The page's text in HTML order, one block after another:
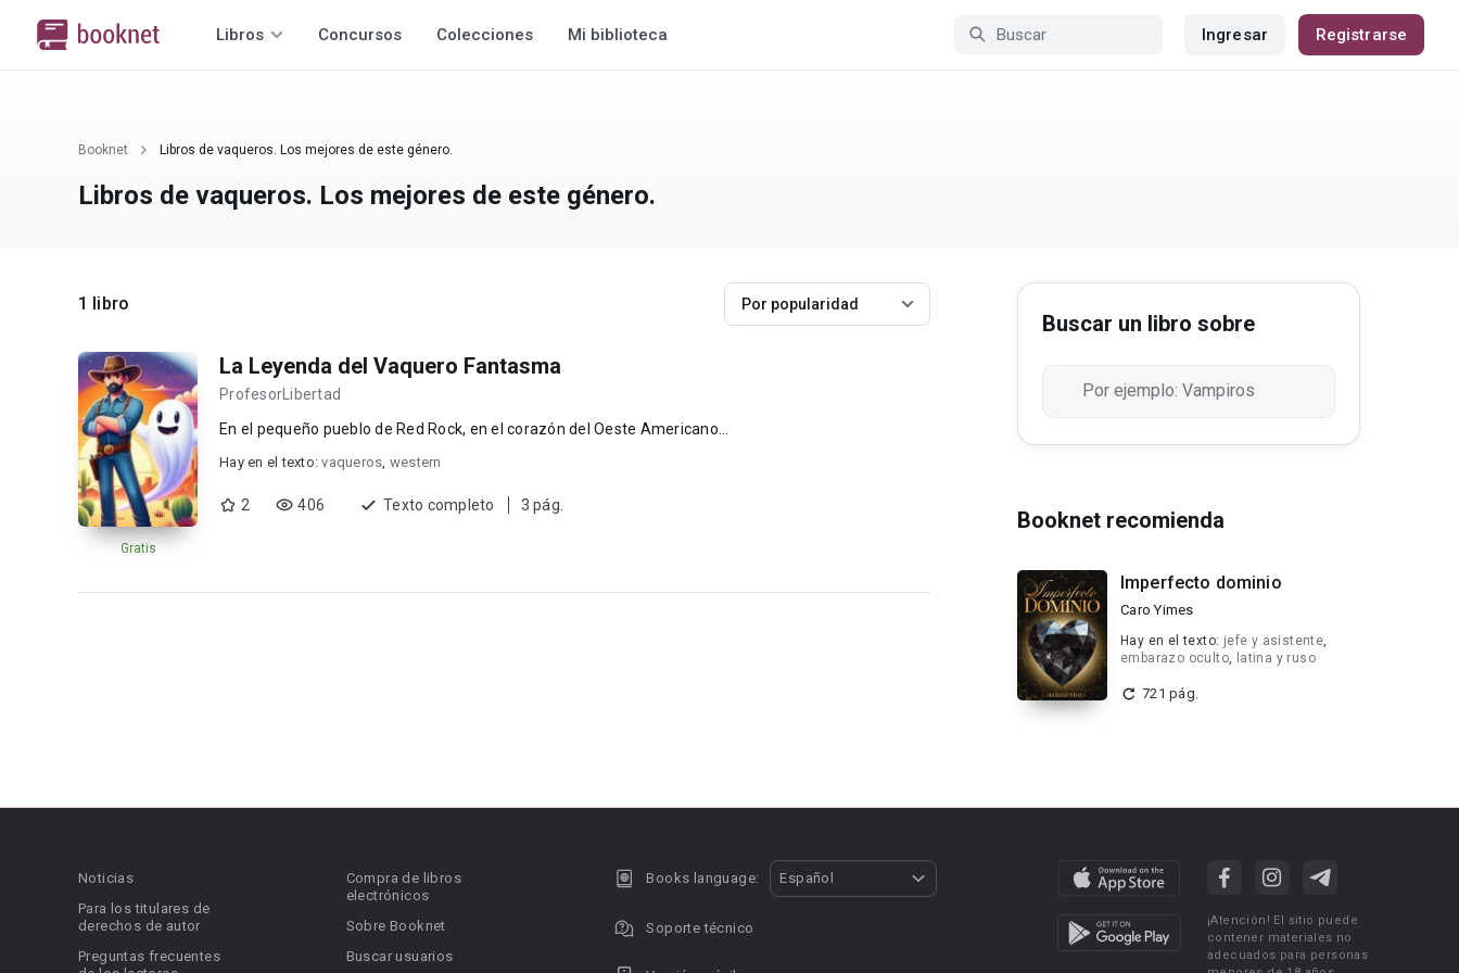
Libros Concursos Colecciones Mi biblioteca Ingresar Registrarse
Booknet Libros de vaqueros. Los mejores de este género.
Libros de vaqueros. Los mejores de este género.
1 libro Por popularidad
Gratis
La Leyenda del Vaquero Fantasma
ProfesorLibertad
En el pequeño pueblo de Red Rock, en el corazón del Oeste Americano...
Hay en el texto:vaqueros, western
2 406 Texto completo 3 pág.
Buscar un libro sobre
Booknet recomienda
Imperfecto dominio
Caro Yimes
Hay en el texto: jefe y asistente,
embarazo oculto, latina y ruso
721 pág.
Noticias
Para los titulares de
derechos de autor
Preguntas frecuentes
Compra de libros
electrónicos
Sobre Booknet
Buscar usuarios
Books language: Español
Soporte técnico
¡Atención! El sitio puede
contener materiales no
adecuados para personas